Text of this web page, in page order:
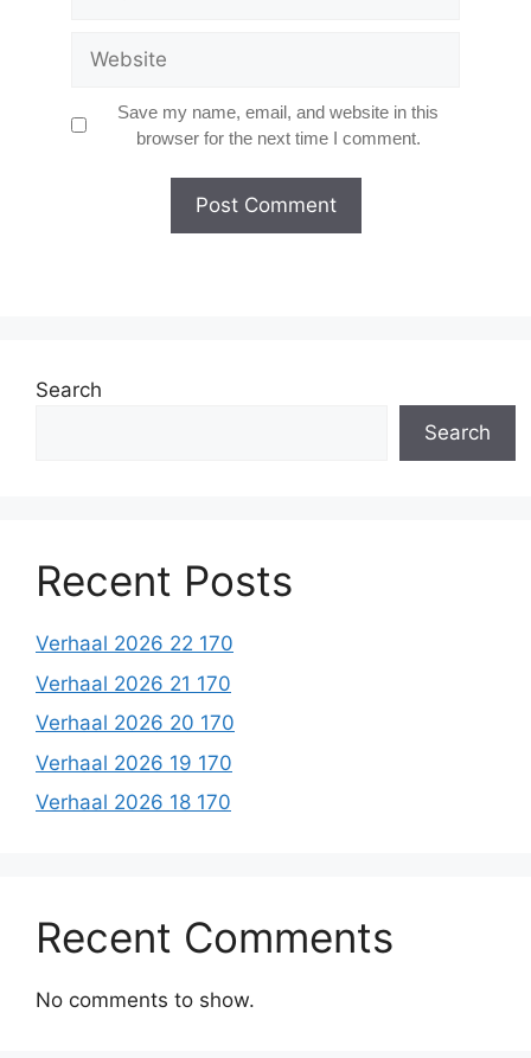
Save my name, email, and website in this
browser for the next time I comment.
Search
Search
Recent Posts
Verhaal 2026 22 170
Verhaal 2026 21 170
Verhaal 2026 20 170
Verhaal 2026 19 170
Verhaal 2026 18 170
Recent Comments
No comments to show.